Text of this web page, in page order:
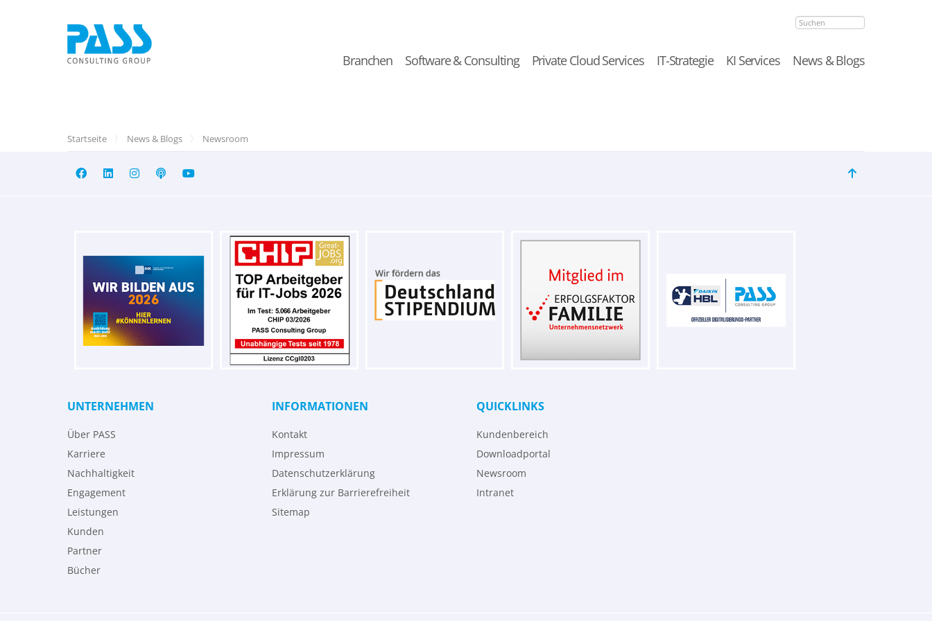
Suchen
Branchen Software & Consulting Private Cloud Services IT-Strategie KI Services News & Blogs
Startseite News & Blogs Newsroom
UNTERNEHMEN
Über PASS
Karriere
Nachhaltigkeit
Engagement
Leistungen
Kunden
Partner
Bücher
INFORMATIONEN
Kontakt
Impressum
Datenschutzerklärung
Erklärung zur Barrierefreiheit
Sitemap
QUICKLINKS
Kundenbereich
Downloadportal
Newsroom
Intranet